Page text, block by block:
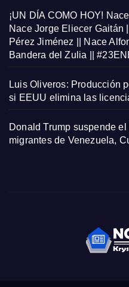
¡UN DÍA COMO HOY!
Nace Jorge Eliecer Gaitán
Pérez Jiménez || Nace
Bandera del Zulia ||
Luis Oliveros: Producción
si EEUU elimina las
Donald Trump suspende
migrantes de Venezuela,